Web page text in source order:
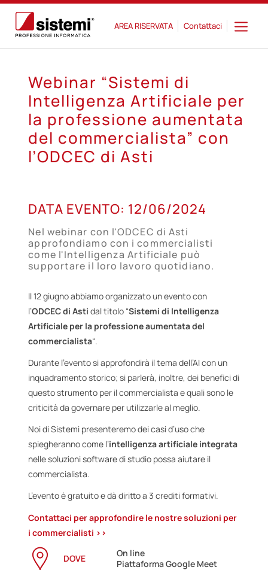
AREA RISERVATA Contattaci
Webinar “Sistemi di
Intelligenza Artificiale per
la professione aumentata
del commercialista” con
l’ODCEC di Asti
12
GIU
DATA EVENTO: 12/06/2024
Nel webinar con l'ODCEC di Asti
approfondiamo con i commercialisti
come l'Intelligenza Artificiale può
supportare il loro lavoro quotidiano.
Il 12 giugno abbiamo organizzato un evento con
l’ODCEC di Asti dal titolo “Sistemi di Intelligenza
Artificiale per la professione aumentata del
commercialista“.
Durante l’evento si approfondirà il tema dell’AI con un
inquadramento storico; si parlerà, inoltre, dei benefici di
questo strumento per il commercialista e quali sono le
criticità da governare per utilizzarle al meglio.
Noi di Sistemi presenteremo dei casi d’uso che
spiegheranno come l’intelligenza artificiale integrata
nelle soluzioni software di studio possa aiutare il
commercialista.
L’evento è gratuito e dà diritto a 3 crediti formativi.
Contattaci per approfondire le nostre soluzioni per
i commercialisti >>
DOVE
On line
Piattaforma Google Meet